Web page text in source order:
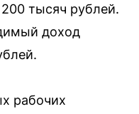
тысяч рублей.
доход
рабочих